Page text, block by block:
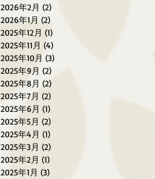
2026年2月 (2)
2026年1月 (2)
2025年12月 (1)
2025年11月 (4)
2025年10月 (3)
2025年9月 (2)
2025年8月 (2)
2025年7月 (2)
2025年6月 (1)
2025年5月 (2)
2025年4月 (1)
2025年3月 (2)
2025年2月 (1)
2025年1月 (3)